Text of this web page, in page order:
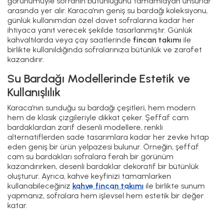
arasında yer alır. Karaca’nın geniş su bardağı koleksiyonu,
günlük kullanımdan özel davet sofralarına kadar her
ihtiyaca yanıt verecek şekilde tasarlanmıştır. Günlük
kahvaltılarda veya çay saatlerinde fincan takımı ile
birlikte kullanıldığında sofralarınıza bütünlük ve zarafet
kazandırır.
Su Bardağı Modellerinde Estetik ve
Kullanışlılık
Karaca’nın sunduğu su bardağı çeşitleri, hem modern
hem de klasik çizgileriyle dikkat çeker. Şeffaf cam
bardaklardan zarif desenli modellere, renkli
alternatiflerden sade tasarımlara kadar her zevke hitap
eden geniş bir ürün yelpazesi bulunur. Örneğin, şeffaf
cam su bardakları sofralara ferah bir görünüm
kazandırırken, desenli bardaklar dekoratif bir bütünlük
oluşturur. Ayrıca, kahve keyfinizi tamamlarken
kullanabileceğiniz kahve fincan takımı ile birlikte sunum
yapmanız, sofralara hem işlevsel hem estetik bir değer
katar.